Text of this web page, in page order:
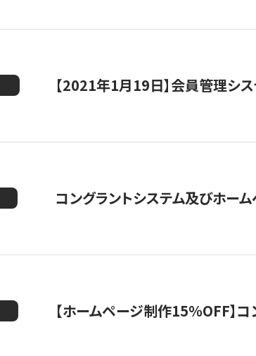
【2021年1月19日】会員管理シ
コングラントシステム及びホー
【ホームページ制作15％OFF】